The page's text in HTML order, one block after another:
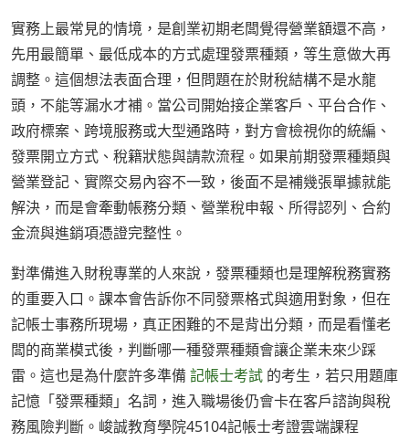
實務上最常見的情境，是創業初期老闆覺得營業額還不高，
先用最簡單、最低成本的方式處理發票種類，等生意做大再
調整。這個想法表面合理，但問題在於財稅結構不是水龍
頭，不能等漏水才補。當公司開始接企業客戶、平台合作、
政府標案、跨境服務或大型通路時，對方會檢視你的統編、
發票開立方式、稅籍狀態與請款流程。如果前期發票種類與
營業登記、實際交易內容不一致，後面不是補幾張單據就能
解決，而是會牽動帳務分類、營業稅申報、所得認列、合約
金流與進銷項憑證完整性。
對準備進入財稅專業的人來說，發票種類也是理解稅務實務
的重要入口。課本會告訴你不同發票格式與適用對象，但在
記帳士事務所現場，真正困難的不是背出分類，而是看懂老
闆的商業模式後，判斷哪一種發票種類會讓企業未來少踩
雷。這也是為什麼許多準備 記帳士考試 的考生，若只用題庫
記憶「發票種類」名詞，進入職場後仍會卡在客戶諮詢與稅
務風險判斷。峻誠教育學院45104記帳士考證雲端課程